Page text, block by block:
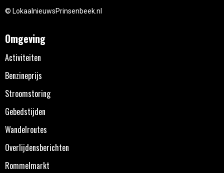
© LokaalnieuwsPrinsenbeek.nl
Omgeving
Activiteiten
Benzineprijs
Stroomstoring
Gebedstijden
Wandelroutes
Overlijdensberichten
Rommelmarkt